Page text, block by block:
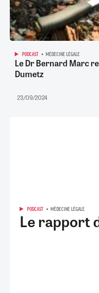
PODCAST MÉDECINE LÉGALE
Le Dr Bernard Marc
Dumetz
23/09/2024
PODCAST MÉDECINE LÉGALE
Le rapport